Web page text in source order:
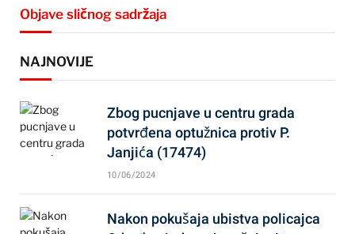
Objave sličnog sadržaja
NAJNOVIJE
Zbog pucnjave u centru grada
potvrđena optužnica protiv P.
Janjića (17474)
10/06/2024
Nakon pokušaja ubistva policajca